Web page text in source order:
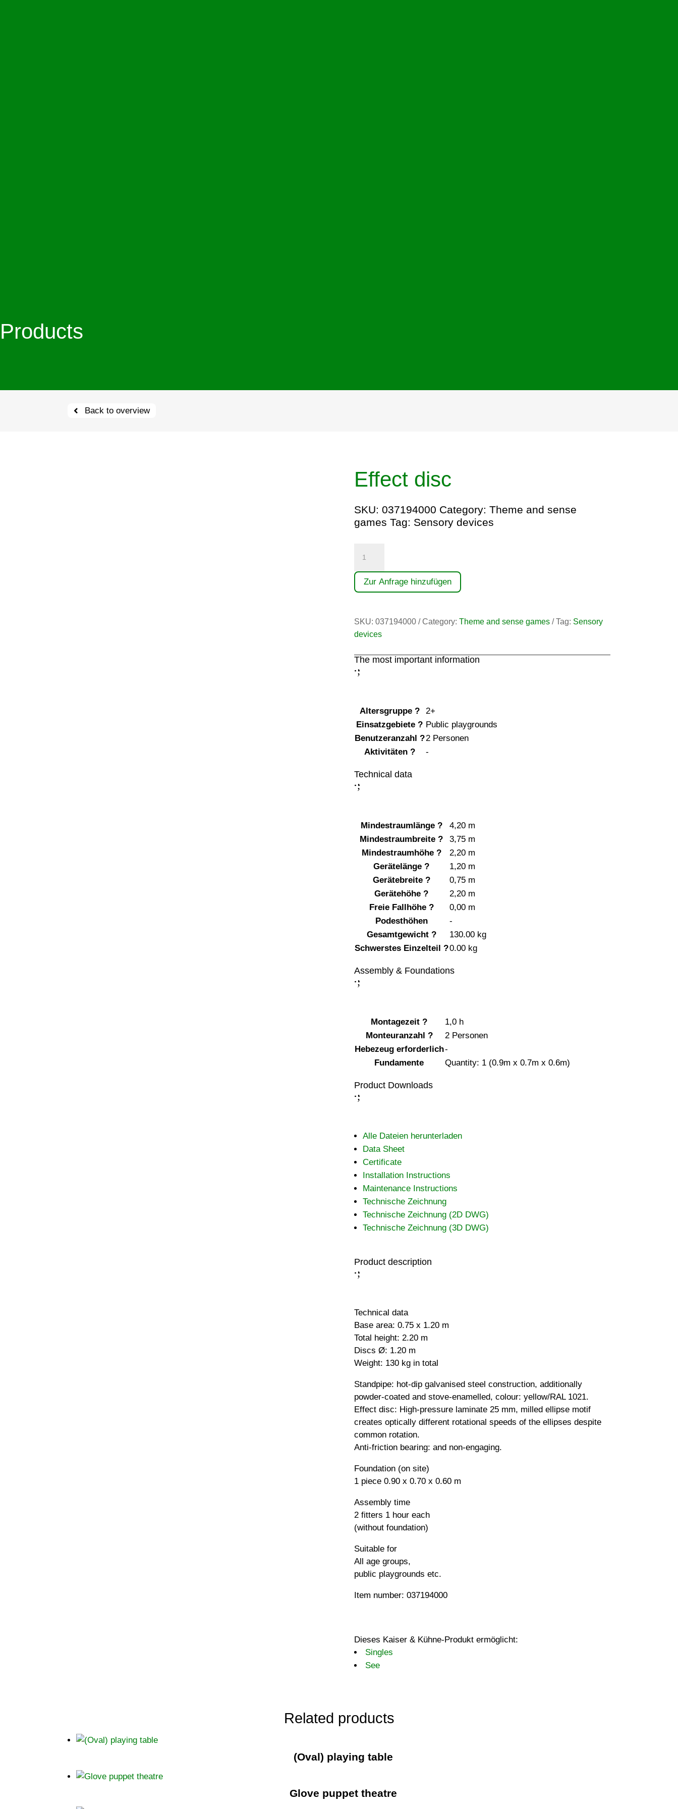
Products
Back to overview
Effect disc
SKU: 037194000 Category: Theme and sense
games Tag: Sensory devices
quantity
Zur Anfrage hinzufügen
SKU: 037194000 Category: Theme and sense games Tag: Sensory
devices
The most important information
:
;
Altersgruppe ?
2+
Einsatzgebiete ? Public playgrounds
Benutzeranzahl ?2 Personen
Aktivitäten ? -
Technical data
:
;
Mindestraumlänge ?
4,20 m
Mindestraumbreite ?
3,75 m
Mindestraumhöhe ?
2,20 m
Gerätelänge ?
1,20 m
Gerätebreite ?
0,75 m
Gerätehöhe ?
2,20 m
Freie Fallhöhe ?
0,00 m
Podesthöhen
-
Gesamtgewicht ?
130.00 kg
Schwerstes Einzelteil ?0.00 kg
Assembly & Foundations
:
;
Montagezeit ?
1,0 h
Monteuranzahl ?
2 Personen
Hebezeug erforderlich-
Fundamente
Quantity: 1 (0.9m x 0.7m x 0.6m)
Product Downloads
:
;
Alle Dateien herunterladen
Data Sheet
Certificate
Installation Instructions
Maintenance Instructions
Technische Zeichnung
Technische Zeichnung (2D DWG)
Technische Zeichnung (3D DWG)
Product description
:
;
Technical data
Base area: 0.75 x 1.20 m
Total height: 2.20 m
Discs Ø: 1.20 m
Weight: 130 kg in total
Standpipe: hot-dip galvanised steel construction, additionally
powder-coated and stove-enamelled, colour: yellow/RAL 1021.
Effect disc: High-pressure laminate 25 mm, milled ellipse motif
creates optically different rotational speeds of the ellipses despite
common rotation.
Anti-friction bearing: and non-engaging.
Foundation (on site)
1 piece 0.90 x 0.70 x 0.60 m
Assembly time
2 fitters 1 hour each
(without foundation)
Suitable for
All age groups,
public playgrounds etc.
Item number: 037194000
Dieses Kaiser & Kühne-Produkt ermöglicht:
Singles
See
Related products
(Oval) playing table
Glove puppet theatre